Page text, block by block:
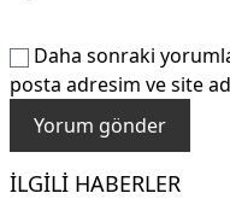
Daha sonraki
posta adresim ve site
İLGILI HABERLER